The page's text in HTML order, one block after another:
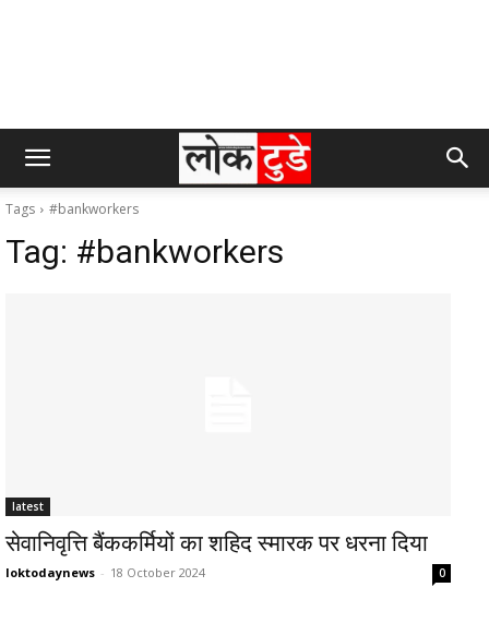
Tags #bankworkers
Tag: #bankworkers
latest
सेवानिवृत्ति बैंककर्मियों का शहिद स्मारक पर धरना दिया
loktodaynews - 18 October 2024 0